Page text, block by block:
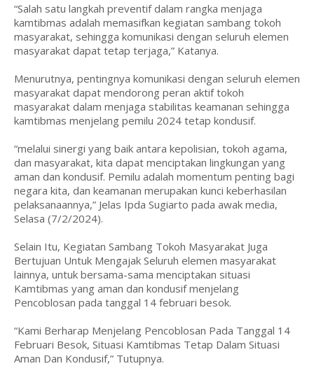
“Salah satu langkah preventif dalam rangka menjaga
kamtibmas adalah memasifkan kegiatan sambang tokoh
masyarakat, sehingga komunikasi dengan seluruh elemen
masyarakat dapat tetap terjaga,” Katanya.
Menurutnya, pentingnya komunikasi dengan seluruh elemen
masyarakat dapat mendorong peran aktif tokoh
masyarakat dalam menjaga stabilitas keamanan sehingga
kamtibmas menjelang pemilu 2024 tetap kondusif.
“melalui sinergi yang baik antara kepolisian, tokoh agama,
dan masyarakat, kita dapat menciptakan lingkungan yang
aman dan kondusif. Pemilu adalah momentum penting bagi
negara kita, dan keamanan merupakan kunci keberhasilan
pelaksanaannya,” Jelas Ipda Sugiarto pada awak media,
Selasa (7/2/2024).
Selain Itu, Kegiatan Sambang Tokoh Masyarakat Juga
Bertujuan Untuk Mengajak Seluruh elemen masyarakat
lainnya, untuk bersama-sama menciptakan situasi
Kamtibmas yang aman dan kondusif menjelang
Pencoblosan pada tanggal 14 februari besok.
“Kami Berharap Menjelang Pencoblosan Pada Tanggal 14
Februari Besok, Situasi Kamtibmas Tetap Dalam Situasi
Aman Dan Kondusif,” Tutupnya.